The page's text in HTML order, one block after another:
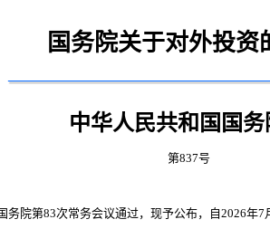
国务院关于对外投资
中华人民共和国国务
第837号
院第83次常务会议通过，现予公布，自2026年7